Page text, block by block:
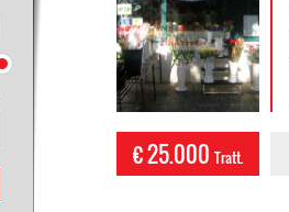
€ 25.000 Tratt.